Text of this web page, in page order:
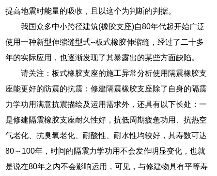
提高地震时能量的吸收，且以这个为判断的判据。
我国众多中小跨径建筑(橡胶支座)自80年代起开始广泛
使用一种新型伸缩缝型式--板式橡胶伸缩缝，经过了二十多
年的实际应用，也逐渐发现了其暴露出的某些方面缺陷。
请关注：板式橡胶支座的施工异常分析使用隔震橡胶支
座能更好的防震的抗震：修建隔震橡胶支座除了自身的隔震
力学功用满意抗震描绘及运用需求外，还具有以下长处：一
是修建隔震橡胶支座耐久性好，抗低周期疲惫功用、抗热空
气老化、抗臭氧老化、耐酸性、耐水性均较好，其寿数可达
80～100年，时间的隔震力学功用不会发作明显变化，也就
是说在80年之内不会影响运用，可见，与修建物具有平等寿